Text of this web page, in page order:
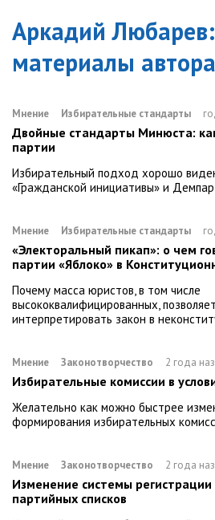
Аркадий Любарев
материалы автора
Мнение Избирательные стандарты
Двойные стандарты Минюста:
партии
Избирательный подход хорошо
«Гражданской инициативы» и
Мнение Избирательные стандарты
«Электоральный пикап»: о чем
партии «Яблоко» в
Почему масса юристов, в том числе
высококвалифицированных,
интерпретировать закон в
Мнение Законотворчество 2 года
Избирательные комиссии в
Желательно как можно быстрее
формирования избирательных
Мнение Законотворчество 2 года
Изменение системы
партийных списков